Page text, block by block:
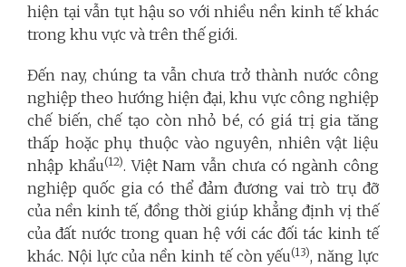
hiện tại vẫn tụt hậu so với nhiều nền kinh tế khác
trong khu vực và trên thế giới.
Đến nay, chúng ta vẫn chưa trở thành nước công
nghiệp theo hướng hiện đại, khu vực công nghiệp
chế biến, chế tạo còn nhỏ bé, có giá trị gia tăng
thấp hoặc phụ thuộc vào nguyên, nhiên vật liệu
nhập khẩu(12). Việt Nam vẫn chưa có ngành công
nghiệp quốc gia có thể đảm đương vai trò trụ đỡ
của nền kinh tế, đồng thời giúp khẳng định vị thế
của đất nước trong quan hệ với các đối tác kinh tế
khác. Nội lực của nền kinh tế còn yếu(13), năng lực